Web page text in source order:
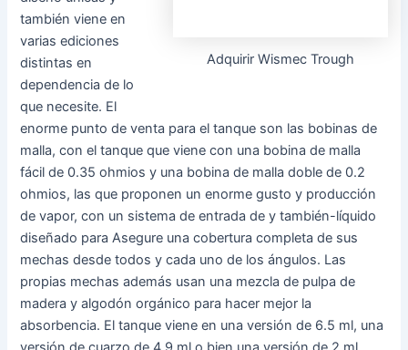
tres dimensiones de Innokin (Z-PLEX3D). El tanque en sí
tiene un aspecto muy estándar, con un diámetro de 22,7
mm, una aptitud de jugo de 2 ml y un sistema de llenado
superior deslizante para su jugo. La bobina Z-PLEX3D es
fundamentalmente una bobina de malla de alta tecnología,
con una resistencia de 0,48 ohmios que la hace idónea
para vapear a potencias más altas con fluído de aire
abierto. No obstante, el tanque además viene con una
bobina de 1.6 ohmios, que es perfecto para vapear boca a
pulmón y configuraciones de menor capacidad y fluído de
aire. Puede conseguir el Zlide por $ 24.95.
3 – Mini tanque Aspire Revvo
El tanque Revvo Mini